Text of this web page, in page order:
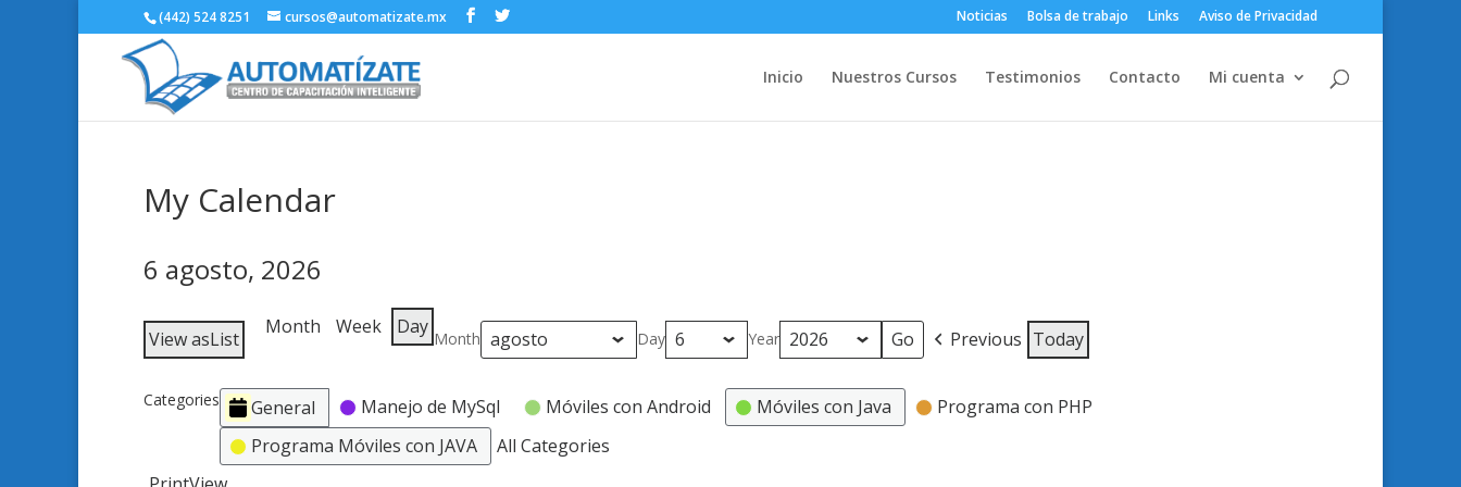
(442) 524 8251 cursos@automatizate.mx Noticias Bolsa de trabajo Links Aviso de Privacidad
Inicio Nuestros Cursos Testimonios Contacto Mi cuenta
My Calendar
6 agosto, 2026
View asList
Month Week Day
Month Day Year Previous Today
Categories General Manejo de MySql Móviles con Android Móviles con Java
Programa con PHP
Programa Móviles con JAVA
All Categories